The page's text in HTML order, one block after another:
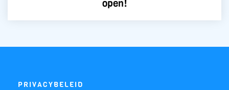
open!
PRIVACYBELEID